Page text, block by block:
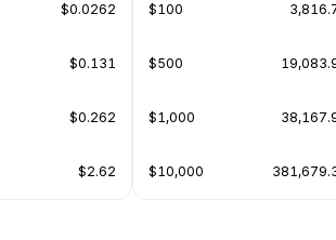
$0.0262
$0.131
$0.262
$2.62
$100
$500
$1,000
$10,000